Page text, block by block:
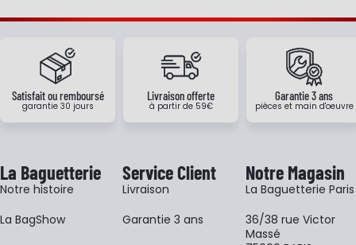
Satisfait ou remboursé
garantie 30 jours
Livraison offerte
à partir de 59€
Garantie 3 ans
pièces et main d'oeuvre
La Baguetterie
Notre histoire
La BagShow
Service Client
Livraison
Garantie 3 ans
Notre Magasin
La Baguetterie Paris
36/38 rue Victor
Massé